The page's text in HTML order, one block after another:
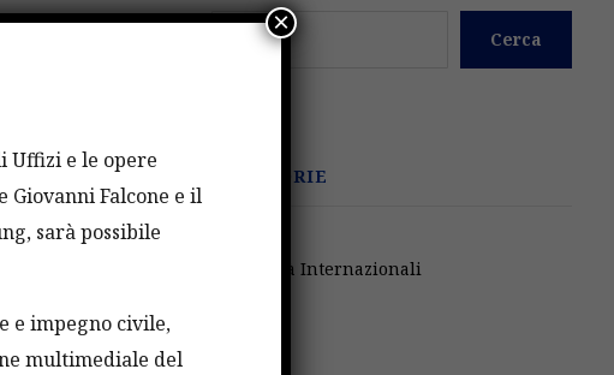
Cerca
CATEGORIE
Attività Internazionali
Uffizi e le opere
Giovanni Falcone e il
sarà possibile
e impegno civile,
multimediale del
×